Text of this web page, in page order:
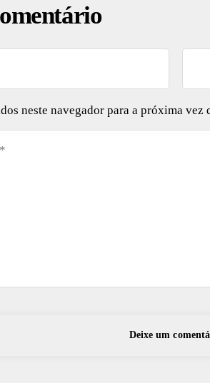
neste navegador para a próxima vez